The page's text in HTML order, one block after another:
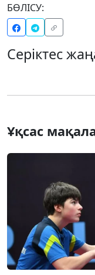
БӨЛІСУ:
Серіктес
Ұқсас